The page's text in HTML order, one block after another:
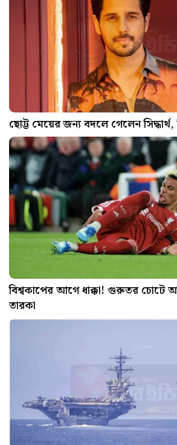
ছোট্ট মেয়ের জন্য বদলে গেলেন সিদ্ধার্থ,
বিশ্বকাপের আগে ধাক্কা! গুরুতর চোটে
তারকা